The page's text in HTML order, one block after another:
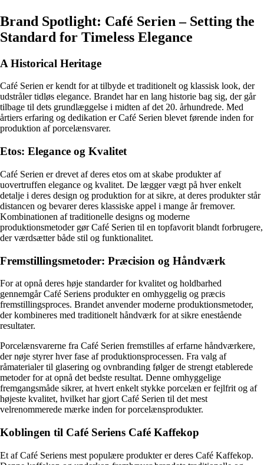
Brand Spotlight: Café Serien – Setting the
Standard for Timeless Elegance
A Historical Heritage
Café Serien er kendt for at tilbyde et traditionelt og klassisk look, der
udstråler tidløs elegance. Brandet har en lang historie bag sig, der går
tilbage til dets grundlæggelse i midten af det 20. århundrede. Med
årtiers erfaring og dedikation er Café Serien blevet førende inden for
produktion af porcelænsvarer.
Etos: Elegance og Kvalitet
Café Serien er drevet af deres etos om at skabe produkter af
uovertruffen elegance og kvalitet. De lægger vægt på hver enkelt
detalje i deres design og produktion for at sikre, at deres produkter står
distancen og bevarer deres klassiske appel i mange år fremover.
Kombinationen af traditionelle designs og moderne
produktionsmetoder gør Café Serien til en topfavorit blandt forbrugere,
der værdsætter både stil og funktionalitet.
Fremstillingsmetoder: Præcision og Håndværk
For at opnå deres høje standarder for kvalitet og holdbarhed
gennemgår Café Seriens produkter en omhyggelig og præcis
fremstillingsproces. Brandet anvender moderne produktionsmetoder,
der kombineres med traditionelt håndværk for at sikre enestående
resultater.
Porcelænsvarerne fra Café Serien fremstilles af erfarne håndværkere,
der nøje styrer hver fase af produktionsprocessen. Fra valg af
råmaterialer til glasering og ovnbranding følger de strengt etablerede
metoder for at opnå det bedste resultat. Denne omhyggelige
fremgangsmåde sikrer, at hvert enkelt stykke porcelæn er fejlfrit og af
højeste kvalitet, hvilket har gjort Café Serien til det mest
velrenommerede mærke inden for porcelænsprodukter.
Koblingen til Café Seriens Café Kaffekop
Et af Café Seriens mest populære produkter er deres Café Kaffekop.